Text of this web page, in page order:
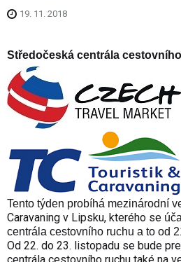
19. 11. 2018
Středočeská centrála
Tento týden probíhá mezinárodní
Caravaning v Lipsku, kterého se
centrála cestovního ruchu a to od
Od 22. do 23. listopadu se bude